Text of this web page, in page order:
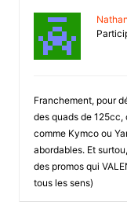
Franchement, pour
des quads de 125cc,
comme Kymco ou
abordables. Et
des promos qui
tous les sens)